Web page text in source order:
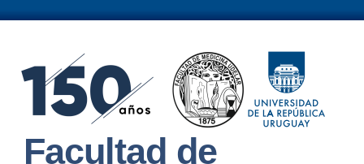
Facultad de